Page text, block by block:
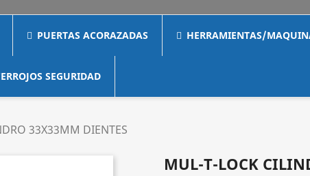
PUERTAS ACORAZADAS HERRAMIENTAS/
SEGURIDAD
33X33MM DIENTES
MUL-T-LOCK